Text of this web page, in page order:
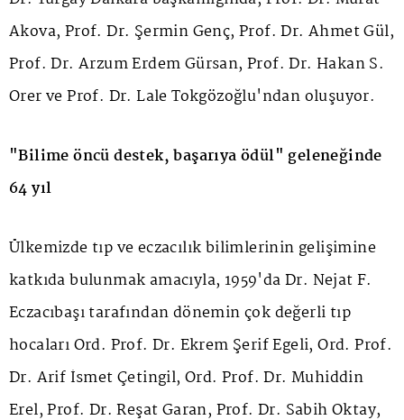
Akova, Prof. Dr. Şermin Genç, Prof. Dr. Ahmet Gül,
Prof. Dr. Arzum Erdem Gürsan, Prof. Dr. Hakan S.
Orer ve Prof. Dr. Lale Tokgözoğlu'ndan oluşuyor.
"Bilime öncü destek, başarıya ödül" geleneğinde
64 yıl
Ülkemizde tıp ve eczacılık bilimlerinin gelişimine
katkıda bulunmak amacıyla, 1959'da Dr. Nejat F.
Eczacıbaşı tarafından dönemin çok değerli tıp
hocaları Ord. Prof. Dr. Ekrem Şerif Egeli, Ord. Prof.
Dr. Arif İsmet Çetingil, Ord. Prof. Dr. Muhiddin
Erel, Prof. Dr. Reşat Garan, Prof. Dr. Sabih Oktay,